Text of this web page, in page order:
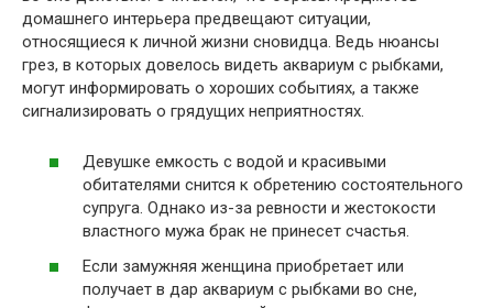
домашнего интерьера предвещают ситуации,
относящиеся к личной жизни сновидца. Ведь нюансы
грез, в которых довелось видеть аквариум с рыбками,
могут информировать о хороших событиях, а также
сигнализировать о грядущих неприятностях.
Девушке емкость с водой и красивыми
обитателями снится к обретению состоятельного
супруга. Однако из-за ревности и жестокости
властного мужа брак не принесет счастья.
Если замужняя женщина приобретает или
получает в дар аквариум с рыбками во сне,